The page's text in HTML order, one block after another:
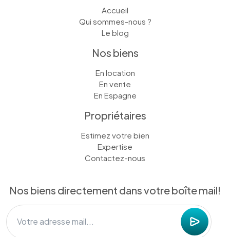
Accueil
Qui sommes-nous ?
Le blog
Nos biens
En location
En vente
En Espagne
Propriétaires
Estimez votre bien
Expertise
Contactez-nous
Nos biens directement dans votre boîte mail!